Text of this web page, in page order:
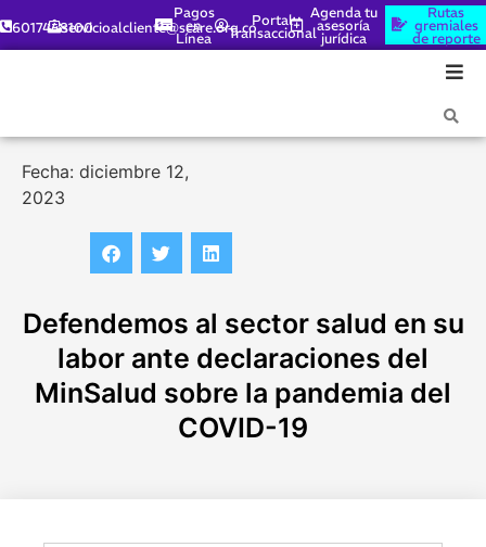
6017448100servicioalcliente@scare.org.co
Pagos
en
Línea
Portal
Transaccional
Agenda tu
asesoría
jurídica
Rutas
gremiales
de reporte
Fecha: diciembre 12,
2023
Defendemos al sector salud en su
labor ante declaraciones del
MinSalud sobre la pandemia del
COVID-19